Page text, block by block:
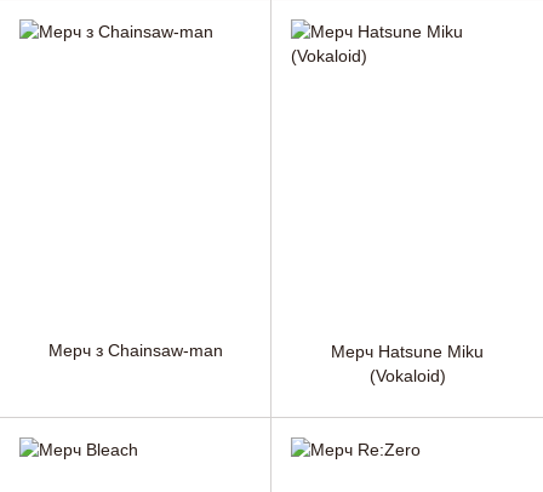
Мерч з Chainsaw-man
Мерч Hatsune Miku
(Vokaloid)